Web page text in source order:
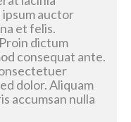
auctor
et felis.
dictum
consequat ante.
dolor. Aliquam
accumsan nulla